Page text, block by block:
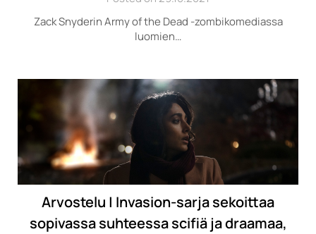
Zack Snyderin Army of the Dead -zombikomediassa
luomien…
Arvostelu | Invasion-sarja sekoittaa
sopivassa suhteessa scifiä ja draamaa,